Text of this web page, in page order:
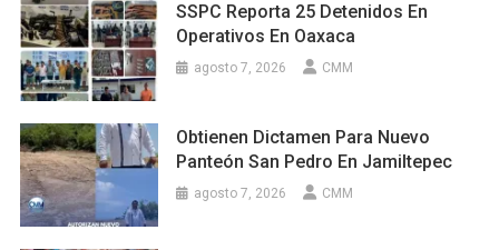
SSPC Reporta 25 Detenidos En
Operativos En Oaxaca
agosto 7, 2026 CMM
Obtienen Dictamen Para Nuevo
Panteón San Pedro En Jamiltepec
agosto 7, 2026 CMM